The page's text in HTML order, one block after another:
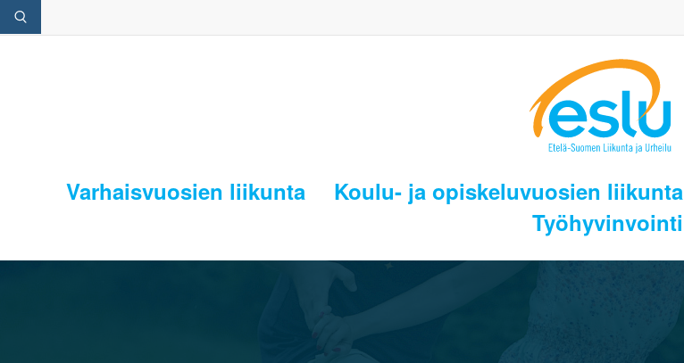
Varhaisvuosien liikunta Koulu- ja opiskeluvuosien liikunta
Työhyvinvointi